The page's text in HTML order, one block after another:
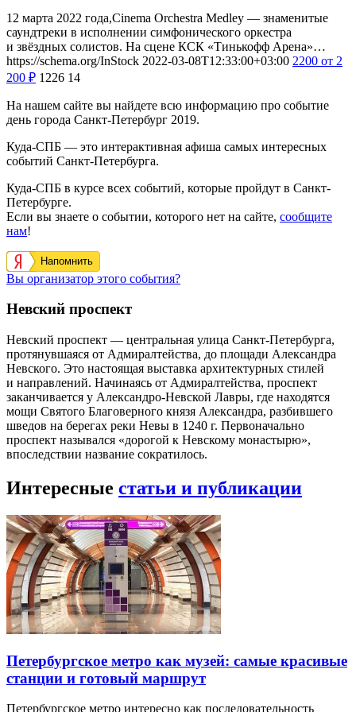
12 марта 2022 года,Cinema Orchestra Medley — знаменитые
саундтреки в исполнении симфонического оркестра
и звёздных солистов. На сцене КСК «Тинькофф Арена»…
https://schema.org/InStock 2022-03-08T12:33:00+03:00 2200 от 2
200 ₽ 1226 14
На нашем сайте вы найдете всю информацию про событие
день города Санкт-Петербург 2019.
Куда-СПБ — это интерактивная афиша самых интересных
событий Санкт-Петербурга.
Куда-СПБ в курсе всех событий, которые пройдут в Санкт-
Петербурге.
Если вы знаете о событии, которого нет на сайте, сообщите
нам!
Напомнить
Вы организатор этого события?
Невский проспект
Невский проспект — центральная улица Санкт-Петербурга,
протянувшаяся от Адмиралтейства, до площади Александра
Невского. Это настоящая выставка архитектурных стилей
и направлений. Начинаясь от Адмиралтейства, проспект
заканчивается у Александро-Невской Лавры, где находятся
мощи Святого Благоверного князя Александра, разбившего
шведов на берегах реки Невы в 1240 г. Первоначально
проспект назывался «дорогой к Невскому монастырю»,
впоследствии название сократилось.
Интересные статьи и публикации
Петербургское метро как музей: самые красивые
станции и готовый маршрут
Петербургское метро интересно как последовательность